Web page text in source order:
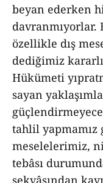
beyan ederken
özellikle dış
dediğimiz
Hükümeti
sayan
tahlil
meselelerimiz,
tebâsı
şekvâsından